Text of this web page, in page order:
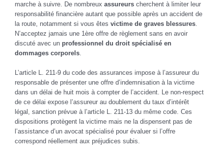
marche à suivre. De nombreux assureurs cherchent à limiter leur
responsabilité financière autant que possible après un accident de
la route, notamment si vous êtes victime de graves blessures.
N’acceptez jamais une 1ère offre de règlement sans en avoir
discuté avec un professionnel du droit spécialisé en
dommages corporels.
L’article L. 211-9 du code des assurances impose à l’assureur du
responsable de présenter une offre d’indemnisation à la victime
dans un délai de huit mois à compter de l’accident. Le non-respect
de ce délai expose l’assureur au doublement du taux d’intérêt
légal, sanction prévue à l’article L. 211-13 du même code. Ces
dispositions protègent la victime mais ne la dispensent pas de
l’assistance d’un avocat spécialisé pour évaluer si l’offre
correspond réellement aux préjudices subis.